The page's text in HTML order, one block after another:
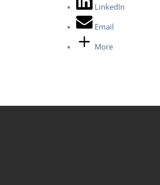
LinkedIn
Email
More